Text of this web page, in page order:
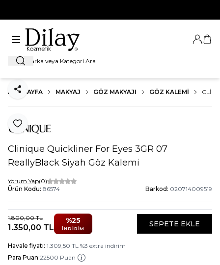
Ara
Giriş
ANA SAYFA MAKYAJ GÖZ MAKYAJI GÖZ KALEMI
Favoriye Ekle
Paylaş
Clinique Quickliner For Eyes 3GR 07
ReallyBlack Siyah Göz Kalemi
Yorum Yap(0)
Ürün Kodu: 86574 Barkod: 020714009519
1.800,00TL
1.350,00 TL
%25
İNDIRIM
SEPETE EKLE
Havale fiyatı: 1.309,50 TL %3 extra indirim
Para Puan:22500 Puan